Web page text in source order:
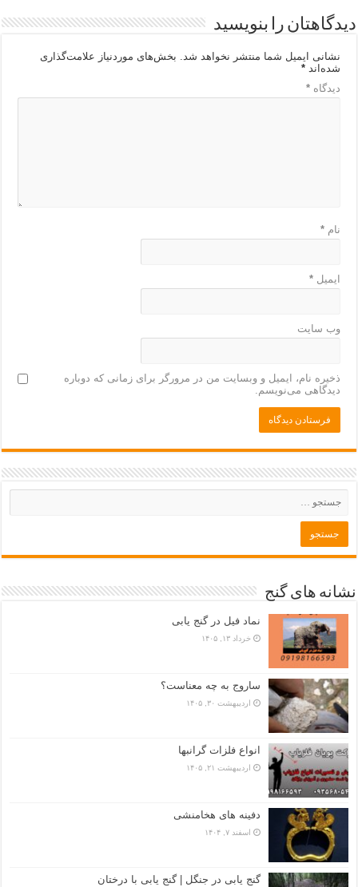
دیدگاهتان را بنویسید
نشانی ایمیل شما منتشر نخواهد شد.
بخش‌های موردنیاز علامت‌گذاری
شده‌اند*
دیدگاه*
نام*
ایمیل*
وب‌ سایت
ذخیره نام، ایمیل و وبسایت من در مرورگر برای زمانی که دوباره
دیدگاهی می‌نویسم.
نشانه های گنج
نماد فیل در گنج یابی
خرداد ۱۳, ۱۴۰۵
ساروج به چه معناست؟
اردیبهشت ۳۰, ۱۴۰۵
انواع فلزات گرانبها
اردیبهشت ۲۱, ۱۴۰۵
دفینه های هخامنشی
اسفند ۷, ۱۴۰۴
گنج یابی در جنگل | گنج یابی با درختان